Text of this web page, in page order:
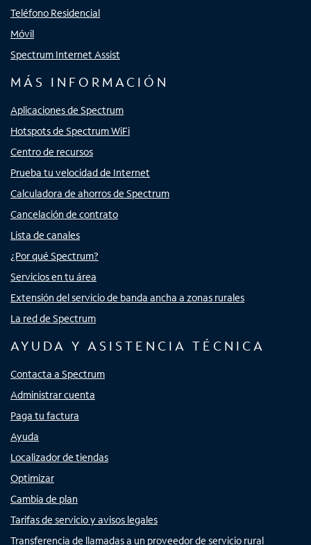
Teléfono Residencial
Móvil
Spectrum Internet Assist
MÁS INFORMACIÓN
Aplicaciones de Spectrum
Hotspots de Spectrum WiFi
Centro de recursos
Prueba tu velocidad de Internet
Calculadora de ahorros de Spectrum
Cancelación de contrato
Lista de canales
¿Por qué Spectrum?
Servicios en tu área
Extensión del servicio de banda ancha a zonas rurales
La red de Spectrum
AYUDA Y ASISTENCIA TÉCNICA
Contacta a Spectrum
Administrar cuenta
Paga tu factura
Ayuda
Localizador de tiendas
Optimizar
Cambia de plan
Tarifas de servicio y avisos legales
Transferencia de llamadas a un proveedor de servicio rural